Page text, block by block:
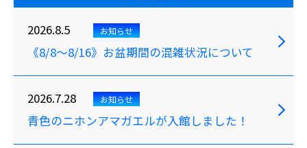
2026.8.5 お知らせ
《8/8～8/16》お盆期間の混雑状況について
2026.7.28 お知らせ
青色のニホンアマガエルが入館しました！